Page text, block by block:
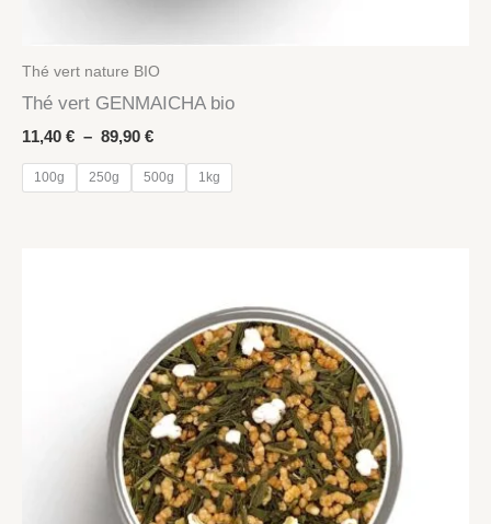
Thé vert nature BIO
Thé vert GENMAICHA bio
11,40 € – 89,90 €Plage
prix :
11,40 €
100g 250g 500g 1kg